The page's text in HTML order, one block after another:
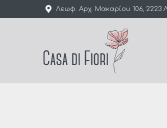
Λεωφ. Αρχ. Μακαρίου 106, 2223